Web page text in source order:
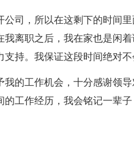
公司，所以在这剩下的时间
离职之后，我在家也是闲
持。我保证这段时间绝对不
的工作机会，十分感谢领
工作经历，我会铭记一辈子